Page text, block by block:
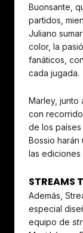
Buonsante,
partidos,
Juliano
color, la
fanáticos,
cada jugada.
Marley, junto
con
de los países
Bossio
las
STREAMS
Además,
especial
equipo de